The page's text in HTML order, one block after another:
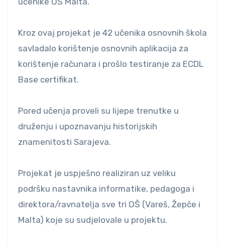
Kroz ovaj projekat je 42 učenika osnovnih škola
savladalo korištenje osnovnih aplikacija za
korištenje računara i prošlo testiranje za ECDL
Base certifikat.
Pored učenja proveli su lijepe trenutke u
druženju i upoznavanju historijskih
znamenitosti Sarajeva.
Projekat je uspješno realiziran uz veliku
podršku nastavnika informatike, pedagoga i
direktora/ravnatelja sve tri OŠ (Vareš, Žepče i
Malta) koje su sudjelovale u projektu.